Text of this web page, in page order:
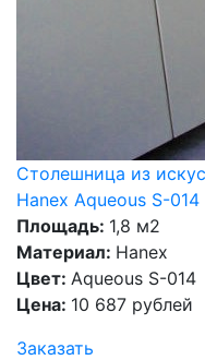
Столешница из
Hanex Aqueous S-014
Площадь: 1,8 м2
Материал: Hanex
Цвет: Aqueous S-014
Цена: 10 687 рублей
Заказать